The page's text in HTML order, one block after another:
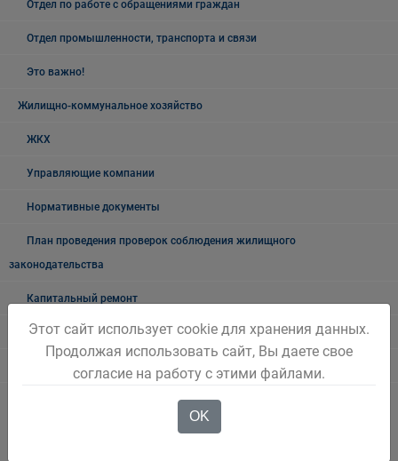
Отдел по работе с обращениями граждан
Отдел промышленности, транспорта и связи
Это важно!
Жилищно-коммунальное хозяйство
ЖКХ
Управляющие компании
Нормативные документы
План проведения проверок соблюдения жилищного
законодательства
Капитальный ремонт
Нормативно правовые акты
ВНИМАНИЕ КОРОНАВИРУС!Информация по действиям населения в
режиме повышенная готовность в условиях пандемии новой
Этот сайт использует cookie для хранения данных.
Продолжая использовать сайт, Вы даете свое
согласие на работу с этими файлами.
OK